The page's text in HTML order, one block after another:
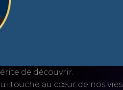
de découvrir.
touche au cœur de nos vies